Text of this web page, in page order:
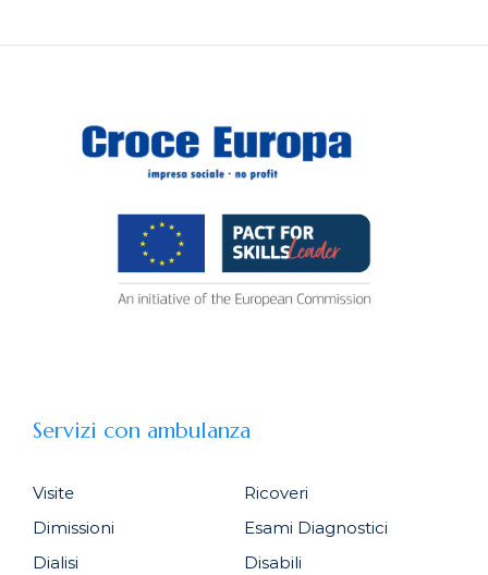
Servizi con ambulanza
Visite
Ricoveri
Dimissioni
Esami Diagnostici
Dialisi
Disabili